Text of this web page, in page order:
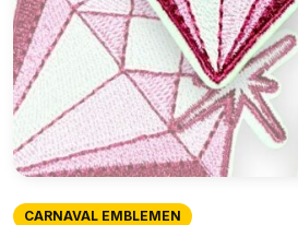
CARNAVAL EMBLEMEN